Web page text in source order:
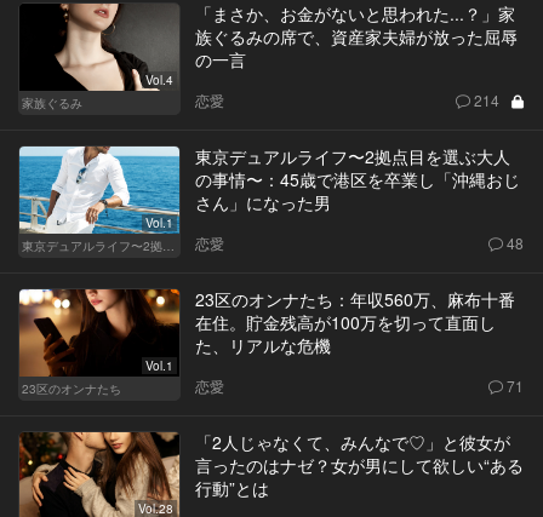
Vol.4
家族ぐるみ
「まさか、お金がないと思われた...？」家
族ぐるみの席で、資産家夫婦が放った屈辱
の一言
恋愛 214
Vol.1
東京デュアルライフ〜2拠点目を選ぶ大人の事情〜
東京デュアルライフ〜2拠点目を選ぶ大人
の事情〜：45歳で港区を卒業し「沖縄おじ
さん」になった男
恋愛 48
Vol.1
23区のオンナたち
23区のオンナたち：年収560万、麻布十番
在住。貯金残高が100万を切って直面し
た、リアルな危機
恋愛 71
Vol.28
「2人じゃなくて、みんなで♡」と彼女が
言ったのはナゼ？女が男にして欲しい“ある
行動”とは